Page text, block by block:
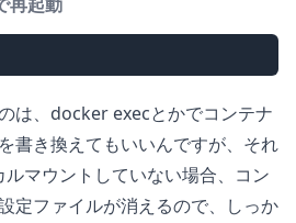
は、docker execとかでコンテナ
書き換えてもいいんですが、それ
マウントしていない場合、コン
定ファイルが消えるので、しっか